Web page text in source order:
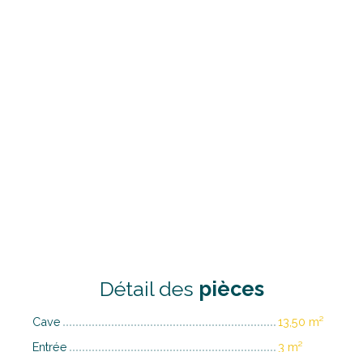
Détail des pièces
Cave
13,50 m²
Entrée
3 m²